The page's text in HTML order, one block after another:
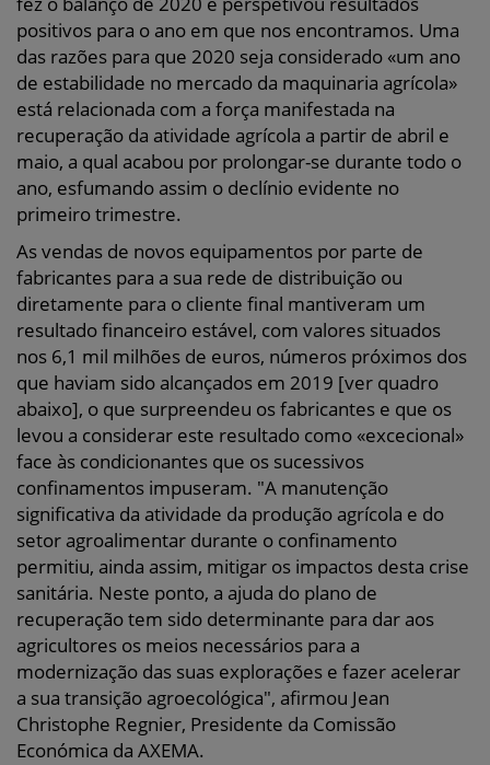
positivos para o ano em que nos encontramos. Uma
das razões para que 2020 seja considerado «um ano
de estabilidade no mercado da maquinaria agrícola»
está relacionada com a força manifestada na
recuperação da atividade agrícola a partir de abril e
maio, a qual acabou por prolongar-se durante todo o
ano, esfumando assim o declínio evidente no
primeiro trimestre.
As vendas de novos equipamentos por parte de
fabricantes para a sua rede de distribuição ou
diretamente para o cliente final mantiveram um
resultado financeiro estável, com valores situados
nos 6,1 mil milhões de euros, números próximos dos
que haviam sido alcançados em 2019 [ver quadro
abaixo], o que surpreendeu os fabricantes e que os
levou a considerar este resultado como «excecional»
face às condicionantes que os sucessivos
confinamentos impuseram. "A manutenção
significativa da atividade da produção agrícola e do
setor agroalimentar durante o confinamento
permitiu, ainda assim, mitigar os impactos desta crise
sanitária. Neste ponto, a ajuda do plano de
recuperação tem sido determinante para dar aos
agricultores os meios necessários para a
modernização das suas explorações e fazer acelerar
a sua transição agroecológica", afirmou Jean
Christophe Regnier, Presidente da Comissão
Económica da AXEMA.